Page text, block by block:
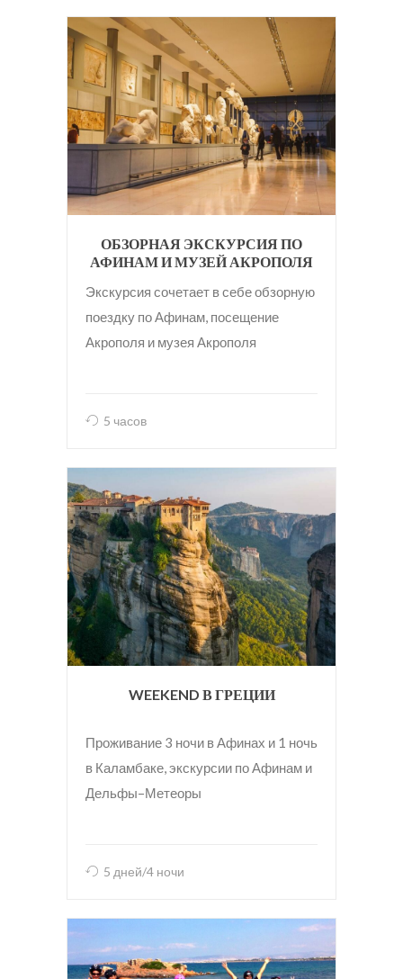
ОБЗОРНАЯ ЭКСКУРСИЯ ПО
АФИНАМ И МУЗЕЙ АКРОПОЛЯ
Экскурсия сочетает в себе обзорную
поездку по Афинам, посещение
Акрополя и музея Акрополя
5 часов
WEEKEND В ГРЕЦИИ
Проживание 3 ночи в Афинах и 1 ночь
в Каламбаке, экскурсии по Афинам и
Дельфы–Метеоры
5 дней/4 ночи